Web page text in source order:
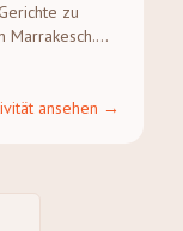
zu
Marrakesch.
ansehen →